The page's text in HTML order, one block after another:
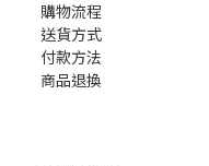
購物流程
送貨方式
付款方法
商品退換